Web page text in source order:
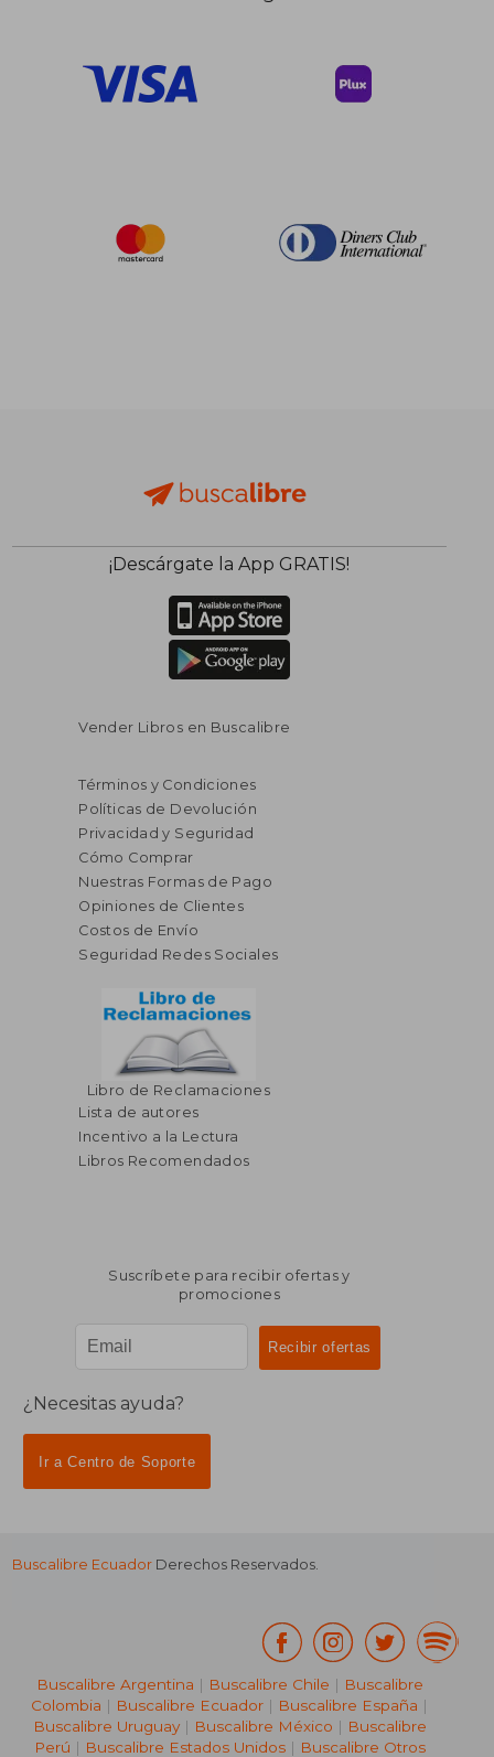
¡Descárgate la App GRATIS!
Vender Libros en Buscalibre
Términos y Condiciones
Políticas de Devolución
Privacidad y Seguridad
Cómo Comprar
Nuestras Formas de Pago
Opiniones de Clientes
Costos de Envío
Seguridad Redes Sociales
Libro de Reclamaciones
Lista de autores
Incentivo a la Lectura
Libros Recomendados
Suscríbete para recibir ofertas y
promociones
¿Necesitas ayuda?
Ir a Centro de Soporte
Buscalibre Ecuador Derechos Reservados.
Buscalibre Argentina | Buscalibre Chile | Buscalibre
Colombia | Buscalibre Ecuador | Buscalibre España |
Buscalibre Uruguay| Buscalibre México | Buscalibre
Perú | Buscalibre Estados Unidos| Buscalibre Otros